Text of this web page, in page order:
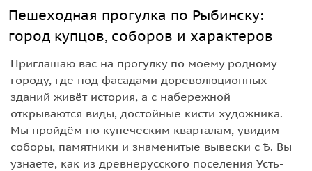
Пешеходная прогулка по Рыбинску:
город купцов, соборов и характеров
Приглашаю вас на прогулку по моему родному
городу, где под фасадами дореволюционных
зданий живёт история, а с набережной
открываются виды, достойные кисти художника.
Мы пройдём по купеческим кварталам, увидим
соборы, памятники и знаменитые вывески с Ѣ. Вы
узнаете, как из древнерусского поселения Усть-